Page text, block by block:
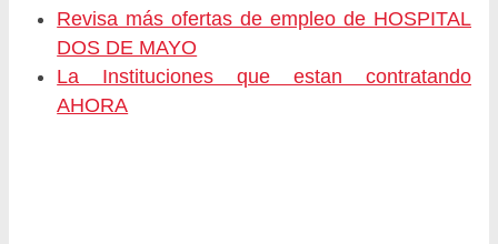
Revisa más ofertas de empleo de HOSPITAL
DOS DE MAYO
La Instituciones que estan contratando
AHORA